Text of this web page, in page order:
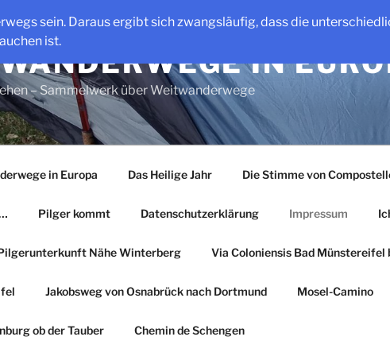
sein. Daraus ergibt sich zwangsläufig, dass die
ist.
IN
– Sammelwerk über Weitwanderwege
in Europa Das Heilige Jahr Die Stimme von
Pilger kommt Datenschutzerklärung Impressum
Nähe Winterberg Via Coloniensis Bad Münstereifel
Jakobsweg von Osnabrück nach Dortmund Mosel-Camino
ob der Tauber Chemin de Schengen